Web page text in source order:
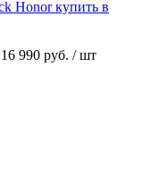
16 990 руб. / шт